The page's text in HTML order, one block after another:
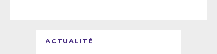
ACTUALITÉ